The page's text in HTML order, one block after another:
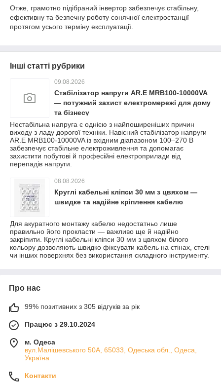
Отже, грамотно підібраний інвертор забезпечує стабільну,
ефективну та безпечну роботу сонячної електростанції
протягом усього терміну експлуатації.
Інші статті рубрики
09.08.2026
Стабілізатор напруги AR.E MRB100-10000VA
— потужний захист електромережі для дому
та бізнесу
Нестабільна напруга є однією з найпоширеніших причин
виходу з ладу дорогої техніки. Навісний стабілізатор напруги
AR.E MRB100-10000VA із вхідним діапазоном 100–270 В
забезпечує стабільне електроживлення та допомагає
захистити побутові й професійні електроприлади від
перепадів напруги.
08.08.2026
Круглі кабельні кліпси 30 мм з цвяхом —
швидке та надійне кріплення кабелю
Для акуратного монтажу кабелю недостатньо лише
правильно його прокласти — важливо ще й надійно
закріпити. Круглі кабельні кліпси 30 мм з цвяхом білого
кольору дозволяють швидко фіксувати кабель на стінах, стелі
чи інших поверхнях без використання складного інструменту.
Про нас
99% позитивних з 305 відгуків за рік
Працює з 29.10.2024
м. Одеса
вул.Малішевського 50А, 65033, Одеська обл., Одеса,
Україна
Контакти